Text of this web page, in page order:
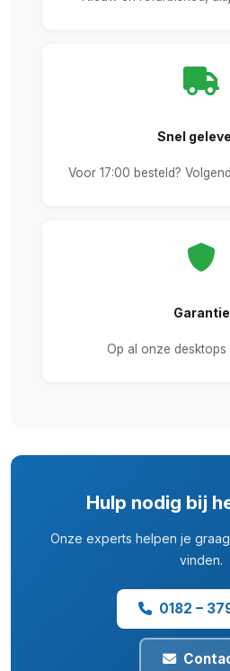
Snel
Voor 17:00 besteld?
Garantie
Op al onze desktops
Hulp nodig bij
Onze experts helpen je
vinden.
0182 –